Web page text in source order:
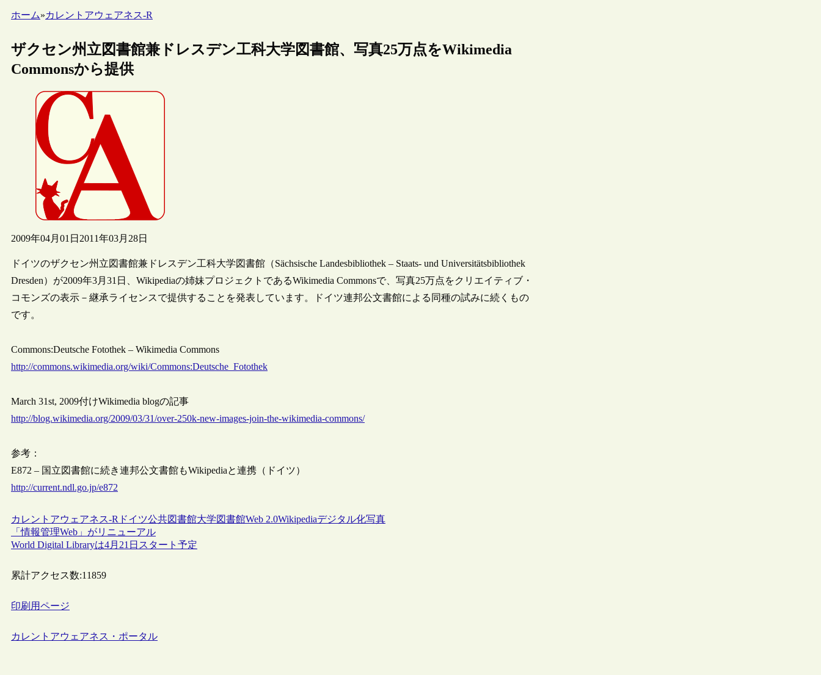
ホーム»カレントアウェアネス-R
ザクセン州立図書館兼ドレスデン工科大学図書館、写真25万点をWikimedia
Commonsから提供
2009年04月01日 2011年03月28日
ドイツのザクセン州立図書館兼ドレスデン工科大学図書館（Sächsische Landesbibliothek – Staats- und Universitätsbibliothek
Dresden）が2009年3月31日、Wikipediaの姉妹プロジェクトであるWikimedia Commonsで、写真25万点をクリエイティブ・
コモンズの表示－継承ライセンスで提供することを発表しています。ドイツ連邦公文書館による同種の試みに続くもの
です。
Commons:Deutsche Fotothek – Wikimedia Commons
http://commons.wikimedia.org/wiki/Commons:Deutsche_Fotothek
March 31st, 2009付けWikimedia blogの記事
http://blog.wikimedia.org/2009/03/31/over-250k-new-images-join-the-wikimedia-commons/
参考：
E872 – 国立図書館に続き連邦公文書館もWikipediaと連携（ドイツ）
http://current.ndl.go.jp/e872
カレントアウェアネス-R ドイツ公共図書館大学図書館Web 2.0Wikipediaデジタル化写真
「情報管理Web」がリニューアル
World Digital Libraryは4月21日スタート予定
累計アクセス数:11859
印刷用ページ
カレントアウェアネス・ポータル